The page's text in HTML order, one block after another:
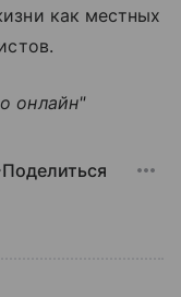
как местных
онлайн"
Поделиться